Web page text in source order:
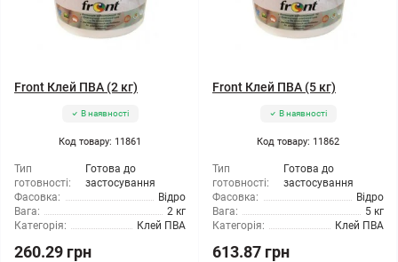
Front Клей ПВА (2 кг)
В наявності
Код товару: 11861
Тип
готовності:
Готова до
застосування
Фасовка:
Відро
Вага:
2 кг
Категорія:
Клей ПВА
260.29 грн
Front Клей ПВА (5 кг)
В наявності
Код товару: 11862
Тип
готовності:
Готова до
застосування
Фасовка:
Відро
Вага:
5 кг
Категорія:
Клей ПВА
613.87 грн